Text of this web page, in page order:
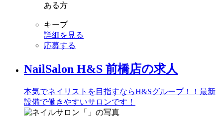
ある方
キープ
詳細を見る
応募する
NailSalon H&S 前橋店の求人
本気でネイリストを目指すならH&Sグループ！！最新
設備で働きやすいサロンです！